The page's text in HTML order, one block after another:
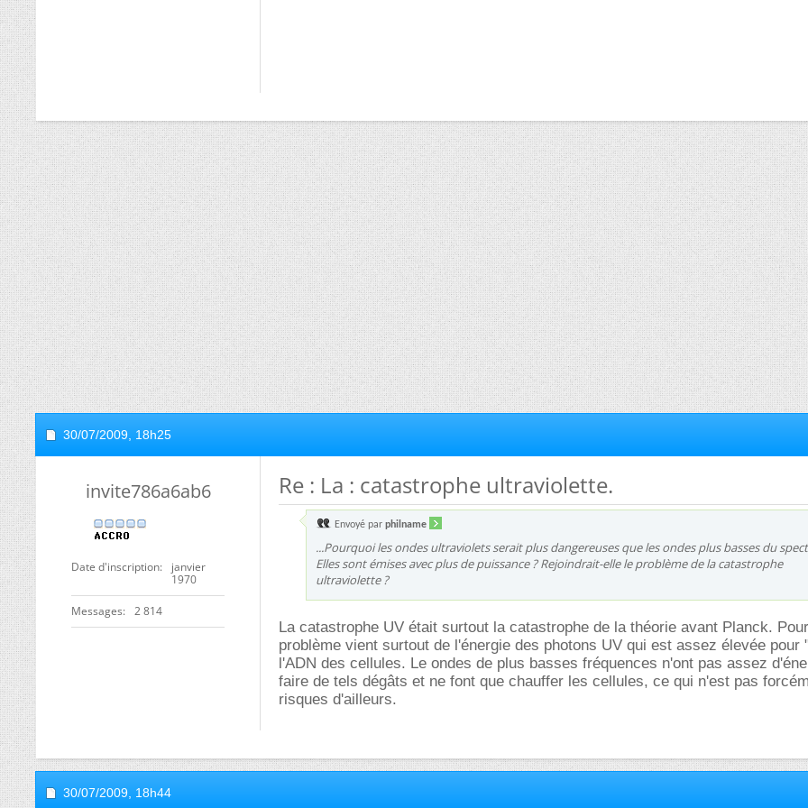
30/07/2009, 18h25
invite786a6ab6
Date d'inscription
janvier
1970
Messages 2 814
Re : La : catastrophe ultraviolette.
Envoyé par philname
...Pourquoi les ondes ultraviolets serait plus dangereuses que les ondes plus basses du
Elles sont émises avec plus de puissance ? Rejoindrait-elle le problème de la catastrophe
ultraviolette ?
La catastrophe UV était surtout la catastrophe de la théorie avant Planck.
problème vient surtout de l'énergie des photons UV qui est assez élevée pour
l'ADN des cellules. Le ondes de plus basses fréquences n'ont pas assez
faire de tels dégâts et ne font que chauffer les cellules, ce qui n'est pas
risques d'ailleurs.
30/07/2009, 18h44